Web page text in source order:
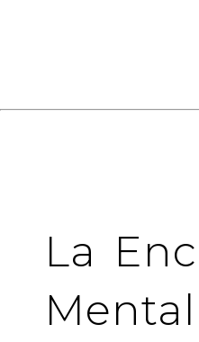
La